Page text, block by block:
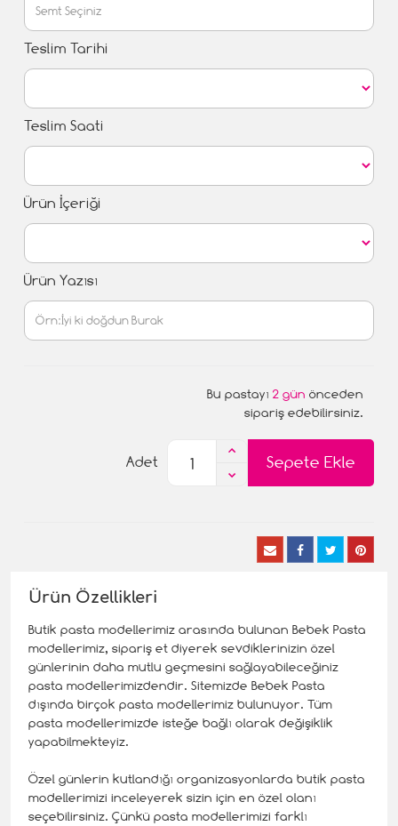
Teslim Tarihi
Teslim Saati
Ürün İçeriği
Ürün Yazısı
Bu pastayı 2 gün önceden
sipariş edebilirsiniz.
Sepete Ekle
Adet
Ürün Özellikleri
Butik pasta modellerimiz arasında bulunan Bebek Pasta
modellerimiz, sipariş et diyerek sevdiklerinizin özel
günlerinin daha mutlu geçmesini sağlayabileceğiniz
pasta modellerimizdendir. Sitemizde Bebek Pasta
dışında birçok pasta modellerimiz bulunuyor. Tüm
pasta modellerimizde isteğe bağlı olarak değişiklik
yapabilmekteyiz.
Özel günlerin kutlandığı organizasyonlarda butik pasta
modellerimizi inceleyerek sizin için en özel olanı
seçebilirsiniz. Çünkü pasta modellerimizi farklı